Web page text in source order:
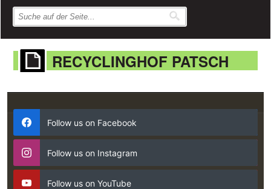
RECYCLINGHOF PATSCH
Follow us on Facebook
Follow us on Instagram
Follow us on YouTube